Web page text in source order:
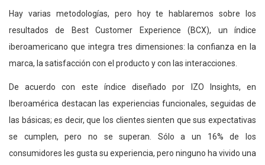
Hay varias metodologías, pero hoy te hablaremos sobre los
resultados de Best Customer Experience (BCX), un índice
iberoamericano que integra tres dimensiones: la confianza en la
marca, la satisfacción con el producto y con las interacciones.
De acuerdo con este índice diseñado por IZO Insights, en
Iberoamérica destacan las experiencias funcionales, seguidas de
las básicas; es decir, que los clientes sienten que sus expectativas
se cumplen, pero no se superan. Sólo a un 16% de los
consumidores les gusta su experiencia, pero ninguno ha vivido una